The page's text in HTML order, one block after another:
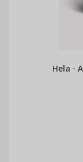
Hela ·